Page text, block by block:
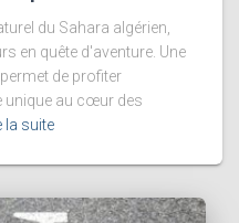
du Sahara algérien,
en quête d'aventure. Une
de profiter
unique au cœur des
la suite